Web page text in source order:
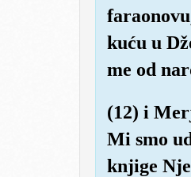
kuću u
me od
(12) i
Mi smo
knjige